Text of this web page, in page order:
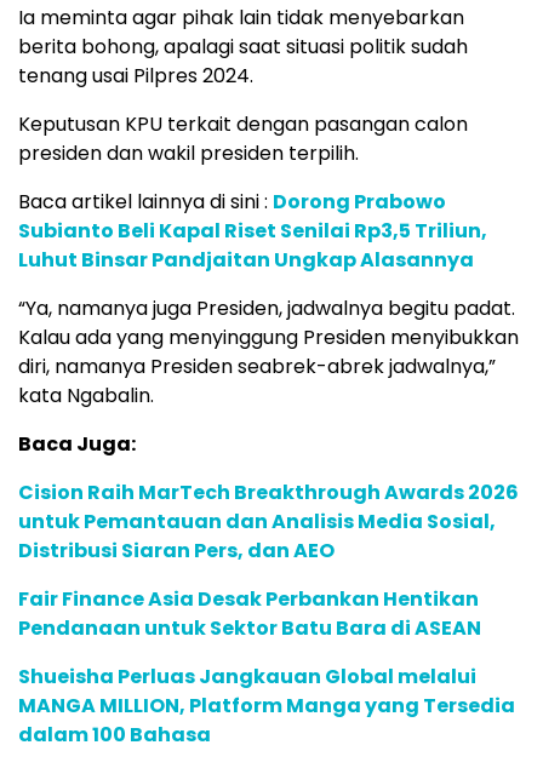
Ia meminta agar pihak lain tidak menyebarkan
berita bohong, apalagi saat situasi politik sudah
tenang usai Pilpres 2024.
Keputusan KPU terkait dengan pasangan calon
presiden dan wakil presiden terpilih.
Baca artikel lainnya di sini : Dorong Prabowo
Subianto Beli Kapal Riset Senilai Rp3,5 Triliun,
Luhut Binsar Pandjaitan Ungkap Alasannya
“Ya, namanya juga Presiden, jadwalnya begitu padat.
Kalau ada yang menyinggung Presiden menyibukkan
diri, namanya Presiden seabrek-abrek jadwalnya,”
kata Ngabalin.
Baca Juga:
Cision Raih MarTech Breakthrough Awards 2026
untuk Pemantauan dan Analisis Media Sosial,
Distribusi Siaran Pers, dan AEO
Fair Finance Asia Desak Perbankan Hentikan
Pendanaan untuk Sektor Batu Bara di ASEAN
Shueisha Perluas Jangkauan Global melalui
MANGA MILLION, Platform Manga yang Tersedia
dalam 100 Bahasa